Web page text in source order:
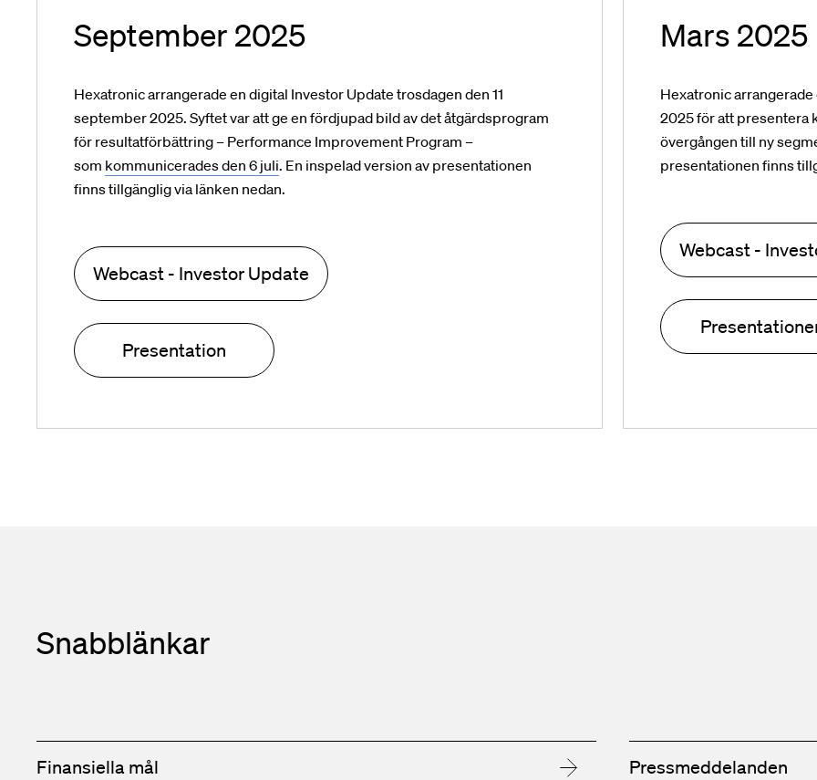
September 2025
Hexatronic arrangerade en digital Investor Update trosdagen den 11
september 2025. Syftet var att ge en fördjupad bild av det åtgärdsprogram
för resultatförbättring – Performance Improvement Program –
som kommunicerades den 6 juli. En inspelad version av presentationen
finns tillgänglig via länken nedan.
Webcast - Investor Update
Presentation
Mars 2025
Hexatronic
2025 för att presentera
övergången till ny
presentationen finns
Webcast -
Snabblänkar
Finansiella mål Pressmeddelanden